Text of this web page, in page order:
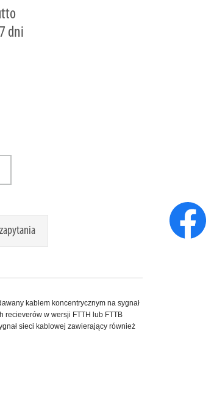
dni
kablem koncentrycznym na sygnał
recieverów w wersji FTTH lub FTTB
sieci kablowej zawierający również